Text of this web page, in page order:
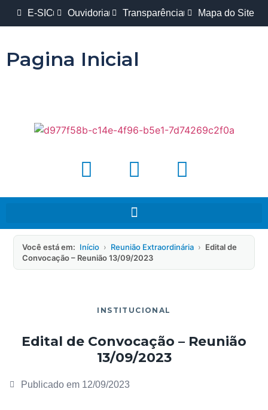
E-SIC Ouvidoria Transparência Mapa do Site
Pagina Inicial
Você está em: Início › Reunião Extraordinária › Edital de
Convocação – Reunião 13/09/2023
INSTITUCIONAL
Edital de Convocação – Reunião
13/09/2023
Publicado em 12/09/2023